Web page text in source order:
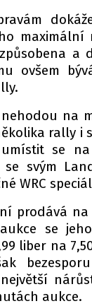
serveru
GROUPa
ovšem
na
rally i
se
svým
WRC
prodává
se
liber na
aukce.